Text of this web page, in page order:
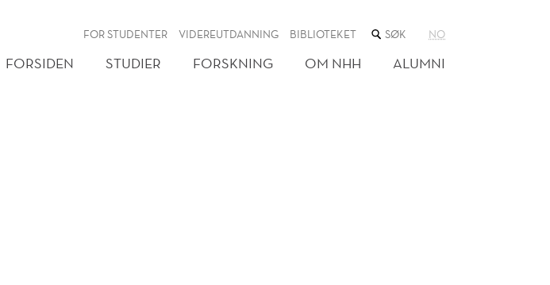
FOR STUDENTER VIDEREUTDANNING BIBLIOTEKET SØK
NETTSTEDET
NO
FORSIDEN STUDIER FORSKNING OM NHH ALUMNI